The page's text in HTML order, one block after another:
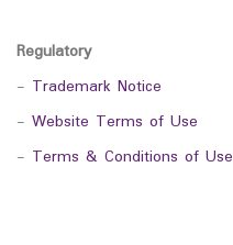
Regulatory
- Trademark Notice
- Website Terms of Use
- Terms & Conditions of Use